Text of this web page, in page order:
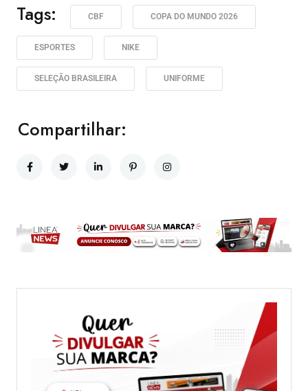
Tags: CBF COPA DO MUNDO 2026
ESPORTES NIKE
SELEÇÃO BRASILEIRA UNIFORME
Compartilhar: